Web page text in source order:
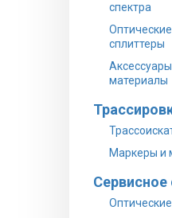
спектра
сплиттеры
материалы
Маркеры и